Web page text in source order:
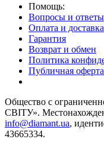
Помощь:
Вопросы и ответы
Оплата и доставка
Гарантия
Возврат и обмен
Политика
Публичная оферта
Общество с
СВІТУ».
info@diamant.ua,
43665334.